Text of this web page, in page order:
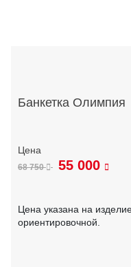
Банкетка Олимпия
68 750 55 000
Цена указана на
ориентировочной.